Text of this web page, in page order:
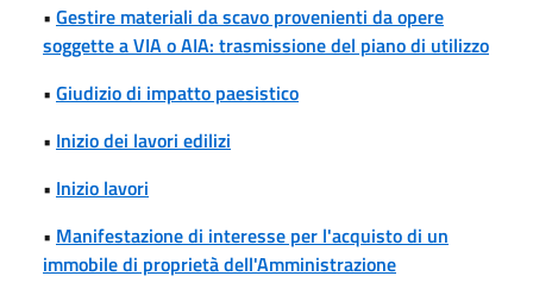
• Gestire materiali da scavo provenienti da opere
soggette a VIA o AIA: trasmissione del piano di utilizzo
• Giudizio di impatto paesistico
• Inizio dei lavori edilizi
• Inizio lavori
• Manifestazione di interesse per l'acquisto di un
immobile di proprietà dell'Amministrazione